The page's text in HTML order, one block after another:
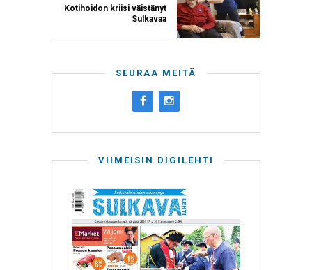
Kotihoidon kriisi väistänyt
Sulkavaa
SEURAA MEITÄ
VIIMEISIN DIGILEHTI